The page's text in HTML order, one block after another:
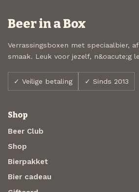
Beer in a Box
Verrassingsboxen met speciaalbier,
smaak. Leuk voor jezelf, n&oacute;g
✓ Veilige betaling ✓ Sinds 2013
Shop
Beer Club
Shop
Bierpakket
Bier cadeau